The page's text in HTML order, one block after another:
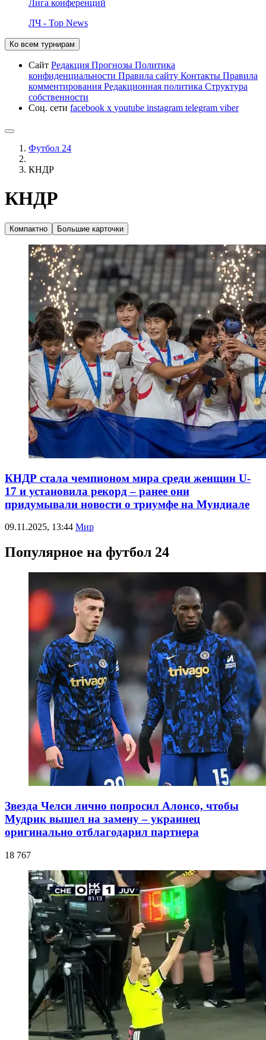
Лига конференций
ЛЧ - Top News
Ко всем турнирам
Сайт Редакция Прогнозы Политика
конфиденциальности Правила сайту Контакты Правила
комментирования Редакционная политика Структура
собственности
Соц. сети facebook x youtube instagram telegram viber
Футбол 24
КНДР
КНДР
Компактно Большие карточки
КНДР стала чемпионом мира среди женщин U-
17 и установила рекорд – ранее они
придумывали новости о триумфе на Мундиале
09.11.2025, 13:44 Мир
Популярное на футбол 24
Звезда Челси лично попросил Алонсо, чтобы
Мудрик вышел на замену – украинец
оригинально отблагодарил партнера
18 767